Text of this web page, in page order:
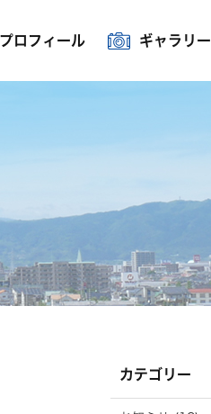
プロフィール ギャラリー
カテゴリー